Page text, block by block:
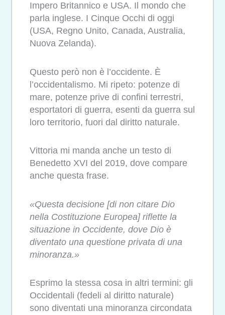
Impero Britannico e USA. Il mondo che
parla inglese. I Cinque Occhi di oggi
(USA, Regno Unito, Canada, Australia,
Nuova Zelanda).
Questo però non è l’occidente. È
l’occidentalismo. Mi ripeto: potenze di
mare, potenze prive di confini terrestri,
esportatori di guerra, esenti da guerra sul
loro territorio, fuori dal diritto naturale.
Vittoria mi manda anche un testo di
Benedetto XVI del 2019, dove compare
anche questa frase.
«Questa decisione [di non citare Dio
nella Costituzione Europea] riflette la
situazione in Occidente, dove Dio è
diventato una questione privata di una
minoranza.»
Esprimo la stessa cosa in altri termini: gli
Occidentali (fedeli al diritto naturale)
sono diventati una minoranza circondata